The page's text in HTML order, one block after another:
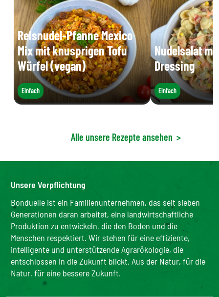
Reisnudel-Pfanne Mexico
Mix mit knusprigen Tofu
Würfel (vegan)
Einfach
Nudelsalat
Dressing
Einfach
Alle unsere Rezepte ansehen >
Unsere Verpflichtung
Bonduelle ist ein Familienunternehmen, das seit sieben
Generationen daran arbeitet, eine landwirtschaftliche
Produktion zu entwickeln, die den Boden und die
Menschen respektiert. Wir stehen für eine effiziente,
intelligente und unterstützende Agrarökologie, die
entschlossen in die Zukunft blickt. Aus der Natur, für die
Natur, für eine bessere Zukunft.